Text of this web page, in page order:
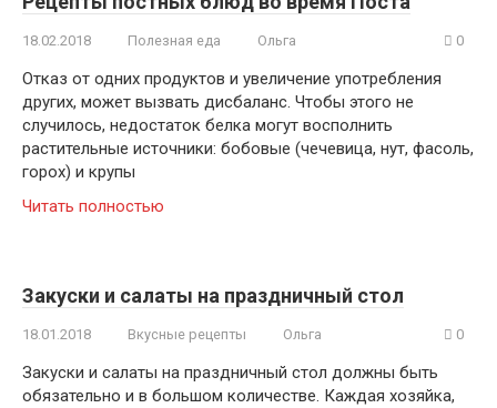
18.02.2018 Полезная еда Ольга 0
Отказ от одних продуктов и увеличение употребления
других, может вызвать дисбаланс. Чтобы этого не
случилось, недостаток белка могут восполнить
растительные источники: бобовые (чечевица, нут, фасоль,
горох) и крупы
Читать полностью
Закуски и салаты на праздничный стол
18.01.2018 Вкусные рецепты Ольга 0
Закуски и салаты на праздничный стол должны быть
обязательно и в большом количестве. Каждая хозяйка,